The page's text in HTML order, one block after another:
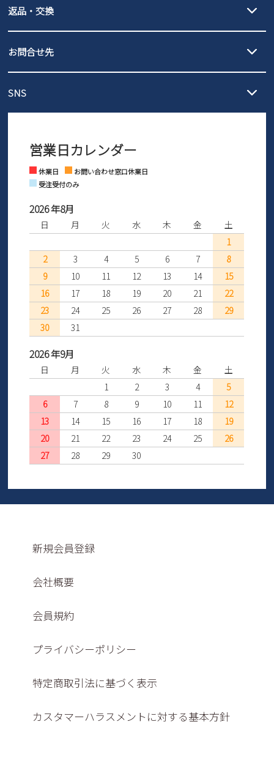
北海道・本州・四国・九州…550円
3,980円（税込）以上お買い上げで送料無料
発送日・送料詳細については
ご利用ください。
全国一律…220円（税込）
発送日・送料詳細についてはご利用ガイドを
ご利用ください。
返品・交換
の片道無料サービスを実施中！
ントとしても安心してご利用いただけるよう、サイズ交換の受付期
さい。
お問合せ先
営業時間：11時～17時
※土日祝はお問い合わせ窓口休業日となります。
SNS
Facebook Instagram
営業日カレンダー
休業日
お問い合わせ窓口休業日
受注受付のみ
2026 年8月
日 月 火 水 木 金
土
1
2
3 4 5 6 7
8
9
10 11 12 13 14
15
16
17 18 19 20 21
22
23
24 25 26 27 28
29
30
31
2026 年9月
日 月 火 水 木 金
土
1
2 3 4
5
6
7 8 9 10 11
12
13
14 15 16 17 18
19
20
21 22 23 24 25
26
27
28 29 30
新規会員登録
会社概要
会員規約
プライバシーポリシー
特定商取引法に基づく表示
カスタマーハラスメントに対する基本方針